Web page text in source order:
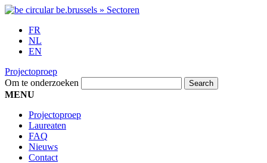
FR
NL
EN
Projectoproep
Om te onderzoeken
MENU
Projectoproep
Laureaten
FAQ
Nieuws
Contact